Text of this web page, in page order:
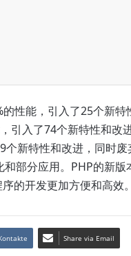
性能，引入了25个新特
引入了74个新特性和改
个新特性和改进，同时废
部分应用。PHP的新版
的开发更加方便和高效
Share via Email